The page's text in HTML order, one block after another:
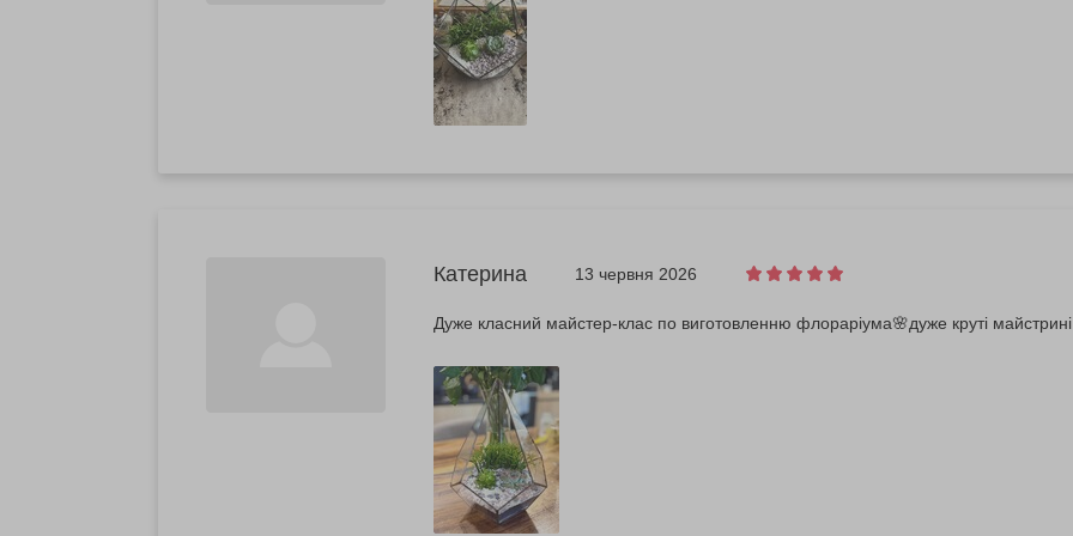
Катерина 13 червня 2026
Дуже класний майстер-клас по виготовленню флораріума🌸дуже круті